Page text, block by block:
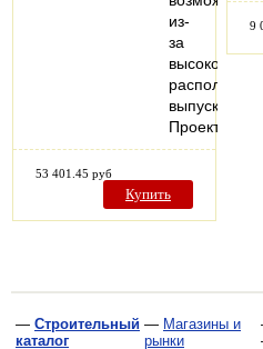
из-
за
высокого
выпуска.
53 401.45 руб
Купить
9
— Строительный
каталог
— Магазины и
рынки